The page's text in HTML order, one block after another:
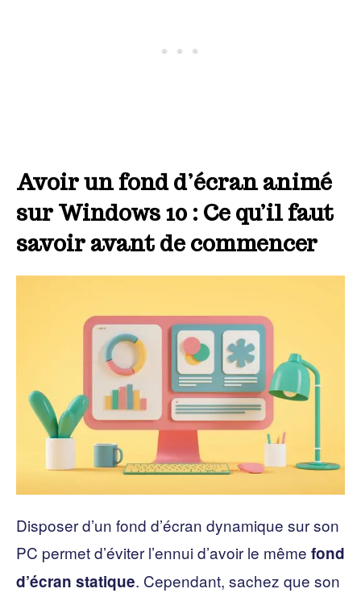
Avoir un fond d’écran animé
sur Windows 10 : Ce qu’il faut
savoir avant de commencer
Disposer d’un fond d’écran dynamique sur son
PC permet d’éviter l’ennui d’avoir le même fond
d’écran statique. Cependant, sachez que son